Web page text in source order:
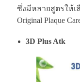
ซึ่งมีหลายสูตรให้เ
Original Plaque
3D Plus Atk